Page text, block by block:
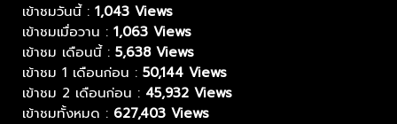
เข้าชมวันนี้ : 1,043 Views
เข้าชมเมื่อวาน : 1,063 Views
เข้าชม เดือนนี้ : 5,638 Views
เข้าชม 1 เดือนก่อน : 50,144 Views
เข้าชม 2 เดือนก่อน : 45,932 Views
เข้าชมทั้งหมด : 627,403 Views